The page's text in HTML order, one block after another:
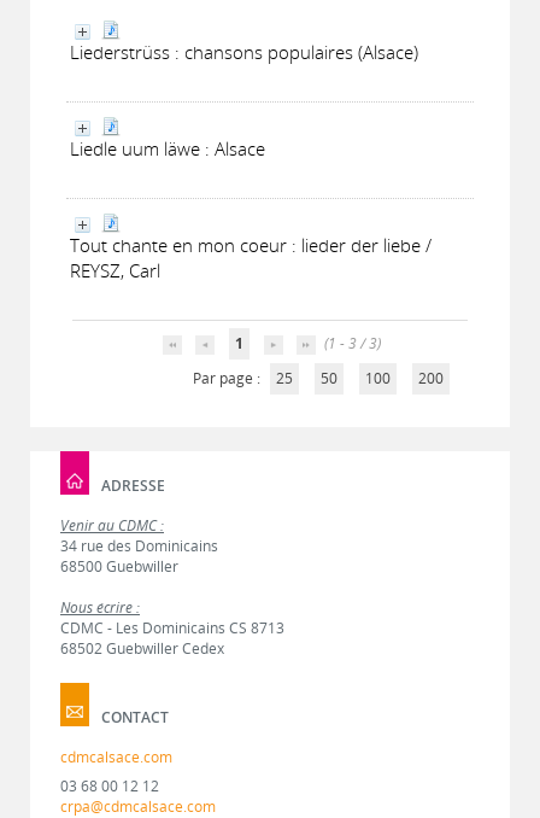
Liederstrüss : chansons populaires (Alsace)
Liedle uum läwe : Alsace
Tout chante en mon coeur : lieder der liebe /
REYSZ, Carl
1
(1 - 3 / 3)
Par page :
25 50 100 200
ADRESSE
Venir au CDMC :
34 rue des Dominicains
68500 Guebwiller
Nous écrire :
CDMC - Les Dominicains CS 8713
68502 Guebwiller Cedex
CONTACT
cdmcalsace.com
03 68 00 12 12
crpa@cdmcalsace.com